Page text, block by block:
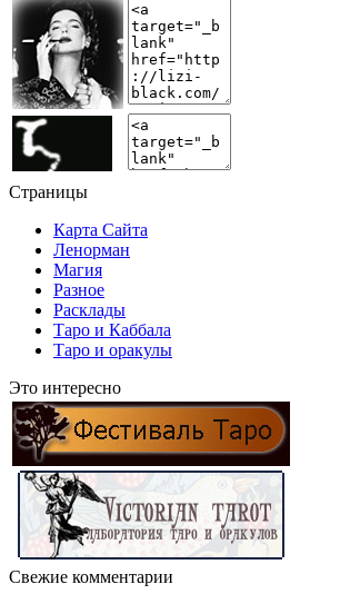
Страницы
Карта Сайта
Ленорман
Магия
Разное
Расклады
Таро и Каббала
Таро и оракулы
Это интересно
Свежие комментарии